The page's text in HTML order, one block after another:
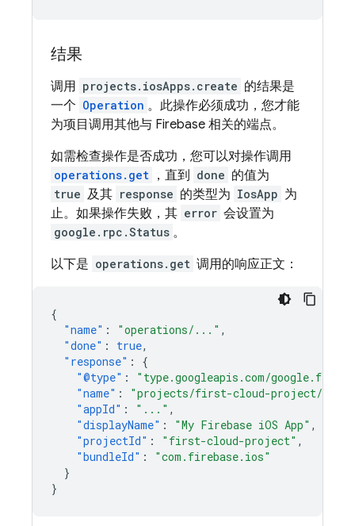
结果
调用 projects.iosApps.create 的结果是
一个 Operation 。此操作必须成功，您才能
为项目调用其他与 Firebase 相关的端点。
如需检查操作是否成功，您可以对操作调用
operations.get ，直到 done 的值为
true 及其 response 的类型为 IosApp 为
止。如果操作失败，其 error 会设置为
google.rpc.Status 。
以下是 operations.get 调用的响应正文：
{
"name" : "operations/..." ,
"done" : true,
"response" :
{
"@type" :
"type.googleapis.com/
"name" :
"projects/first-cloud-project/
"appId" : "..." ,
"displayName" : "My Firebase iOS App" ,
"projectId" : "first-cloud-project" ,
"bundleId" :
"com.firebase.ios"
}
}